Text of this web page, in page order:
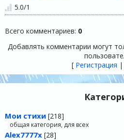
5.0/1
Всего комментариев: 0
Добавлять комментарии могут
[ Регистрация |
Мои стихи [218]
общая категория, для всех
Alex7777x [28]